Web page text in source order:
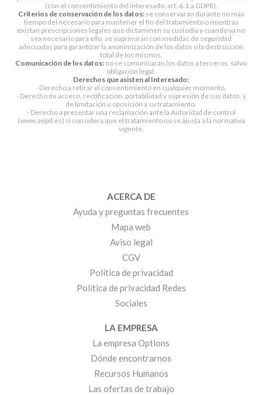
(con el consentimiento del interesado, art. 6.1.a GDPR).
Criterios de conservación de los datos:se conservarán durante no más
tiempo del necesario para mantener el fin del tratamiento o mientras
existan prescripciones legales que dictaminen su custodia y cuando ya no
sea necesario para ello, se suprimirán con medidas de seguridad
adecuadas para garantizar la anonimización de los datos o la destrucción
total de los mismos.
Comunicación de los datos: no se comunicarán los datos a terceros, salvo
obligación legal.
Derechos que asisten al Interesado:
- Derecho a retirar el consentimiento en cualquier momento.
- Derecho de acceso, rectificación, portabilidad y supresión de sus datos, y
de limitación u oposición a su tratamiento.
- Derecho a presentar una reclamación ante la Autoridad de control
(www.aepd.es) si considera que el tratamiento no se ajusta a la normativa
vigente.
ACERCA DE
Ayuda y preguntas frecuentes
Mapa web
Aviso legal
CGV
Política de privacidad
Política de privacidad Redes
Sociales
LA EMPRESA
La empresa Options
Dónde encontrarnos
Recursos Humanos
Las ofertas de trabajo